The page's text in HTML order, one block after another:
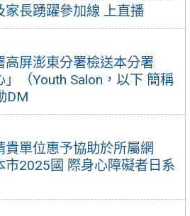
長踴躍參加線 上直播
高屏澎東分署檢送本分署
」（Youth Salon，以下 簡稱
DM
單位惠予協助於所屬網
市2025國 際身心障礙者日系